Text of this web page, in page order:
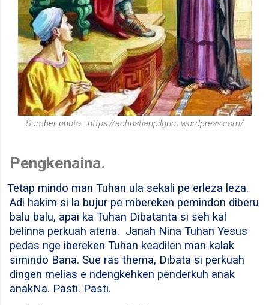
Sumber photo : https://achristianpilgrim.wordpress.com/
Pengkenaina.
Tetap mindo man Tuhan ula sekali pe erleza leza.
Adi hakim si la bujur pe mbereken pemindon diberu
balu balu, apai ka Tuhan Dibatanta si seh kal
belinna perkuah atena. Janah Nina Tuhan Yesus
pedas nge ibereken Tuhan keadilen man kalak
simindo Bana. Sue ras thema, Dibata si perkuah
dingen melias e ndengkehken penderkuh anak
anakNa. Pasti. Pasti.